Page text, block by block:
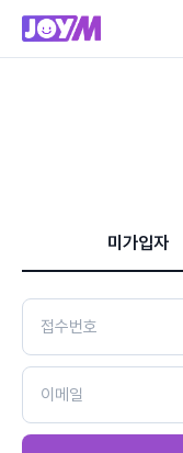
미가입자